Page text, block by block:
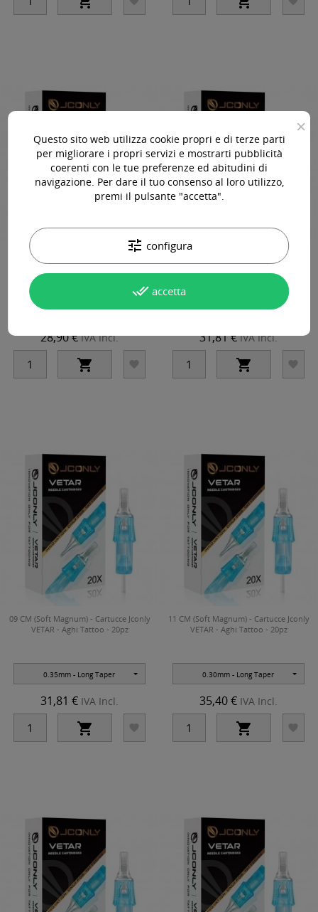
05 CM (Soft Magnum) - Cartucce Jconly
VETAR - Aghi Tattoo - 20pz
0.35mm - Long Taper
28,90 €IVA Incl.
 
07 CM (Soft Magnum) - Cartucce Jconly
VETAR - Aghi Tattoo - 20pz
0.35mm - Long Taper
31,81 €IVA Incl.
 
09 CM (Soft Magnum) - Cartucce Jconly
VETAR - Aghi Tattoo - 20pz
0.35mm - Long Taper
31,81 € IVA Incl.
 
11 CM (Soft Magnum) - Cartucce Jconly
VETAR - Aghi Tattoo - 20pz
0.30mm - Long Taper
35,40 € IVA Incl.
 
×
Questo sito web utilizza cookie propri e di terze parti
per migliorare i propri servizi e mostrarti pubblicità
coerenti con le tue preferenze ed abitudini di
navigazione. Per dare il tuo consenso al loro utilizzo,
premi il pulsante "accetta".
tune configura
done_all accetta